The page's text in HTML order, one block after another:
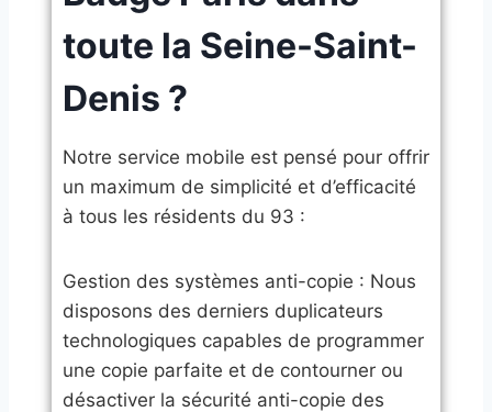
toute la Seine-Saint-
Denis ?
​Notre service mobile est pensé pour offrir
un maximum de simplicité et d’efficacité
à tous les résidents du 93 :
​Gestion des systèmes anti-copie : Nous
disposons des derniers duplicateurs
technologiques capables de programmer
une copie parfaite et de contourner ou
désactiver la sécurité anti-copie des